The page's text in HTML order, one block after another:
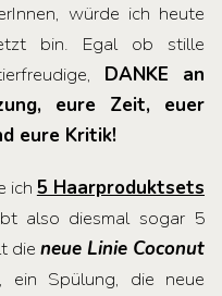
würde ich heute
bin. Egal ob stille
DANKE an
eure Zeit, euer
eure Kritik!
ich 5 Haarproduktsets
also diesmal sogar 5
die neue Linie Coconut
ein Spülung, die neue